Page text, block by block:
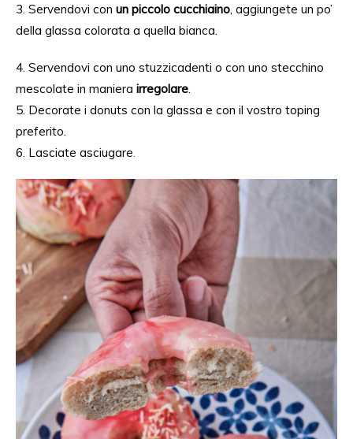
3. Servendovi con un piccolo cucchiaino, aggiungete un po’
della glassa colorata a quella bianca.
4. Servendovi con uno stuzzicadenti o con uno stecchino
mescolate in maniera irregolare.
5. Decorate i donuts con la glassa e con il vostro toping
preferito.
6. Lasciate asciugare.